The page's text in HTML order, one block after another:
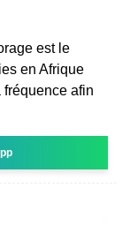
est le
en Afrique
afin